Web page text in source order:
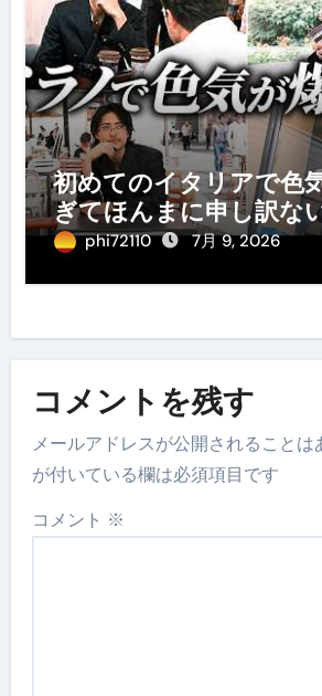
初めてのイタリアで色
ぎてほんまに申し訳な
phi72110 7月 9, 2026
コメントを残す
メールアドレスが公開されることは
が付いている欄は必須項目です
コメント ※